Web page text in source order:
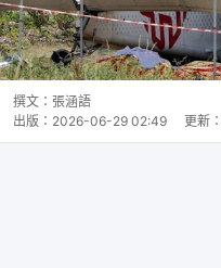
撰文： 張涵語
出版： 2026-06-29 02:49 更新：